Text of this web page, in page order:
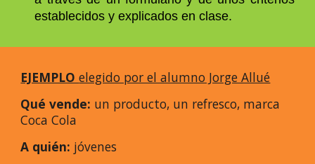
establecidos y explicados en clase.
EJEMPLOelegido por el alumno Jorge Allué
Qué vende: un producto, un refresco, marca
Coca Cola
A quién: jóvenes